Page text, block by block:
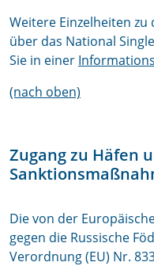
Weitere Einzelheiten
über das National
Sie in einer
(nach oben)
Zugang zu Häfen
Die von der
gegen die Russische
Verordnung (EU) Nr.